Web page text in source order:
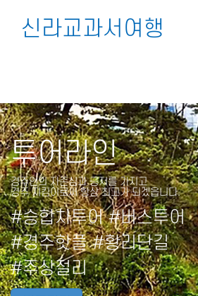
신라교과서여행
투어라인
경주인의 자존심과 긍지를 가지고
경주 지킴이로써 항상 최고가 되겠읍니다.
#승합차투어 #버스투어
#경주핫플 #황리단길
#주상절리